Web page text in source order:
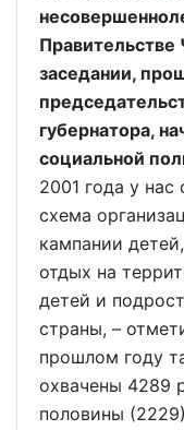
Правительстве
заседании,
губернатора,
социальной
2001 года у
схема
кампании
отдых на
детей и
страны, –
прошлом году
охвачены 4289
половины